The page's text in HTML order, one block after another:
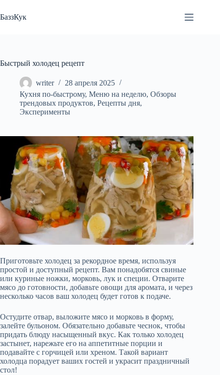
к
сути
БаззКук
Быстрый холодец рецепт
writer
28 апреля 2025
Кухня по-быстрому, Меню на неделю, Обзоры
трендовых продуктов, Рецепты дня,
Эксперименты
Приготовьте холодец за рекордное время, используя
простой и доступный рецепт. Вам понадобятся свиные
или куриные ножки, морковь, лук и специи. Отварите
мясо до готовности, добавьте овощи для аромата, и через
несколько часов ваш холодец будет готов к подаче.
Остудите отвар, выложите мясо и морковь в форму,
залейте бульоном. Обязательно добавьте чеснок, чтобы
придать блюду насыщенный вкус. Как только холодец
застынет, нарежьте его на аппетитные порции и
подавайте с горчицей или хреном. Такой вариант
холодца порадует ваших гостей и украсит праздничный
стол!